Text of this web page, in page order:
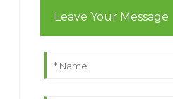
Leave Your Message